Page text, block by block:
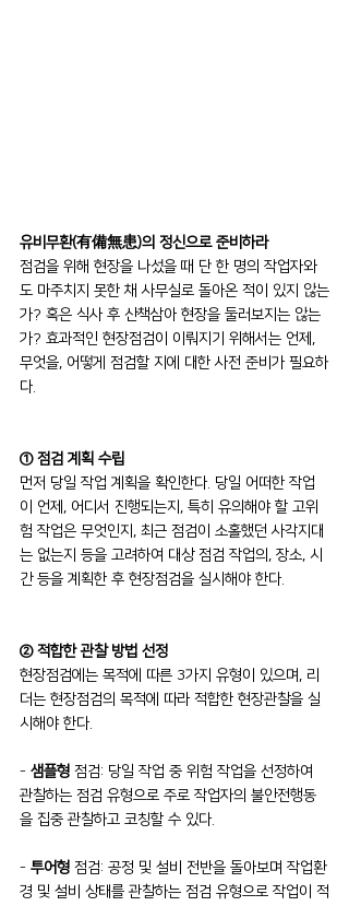
유비무환(有備無患)의 정신으로 준비하라
점검을 위해 현장을 나섰을 때 단 한 명의 작업자와
도 마주치지 못한 채 사무실로 돌아온 적이 있지 않는
가? 혹은 식사 후 산책삼아 현장을 둘러보지는 않는
가? 효과적인 현장점검이 이뤄지기 위해서는 언제,
무엇을, 어떻게 점검할 지에 대한 사전 준비가 필요하
다.
① 점검 계획 수립
먼저 당일 작업 계획을 확인한다. 당일 어떠한 작업
이 언제, 어디서 진행되는지, 특히 유의해야 할 고위
험 작업은 무엇인지, 최근 점검이 소홀했던 사각지대
는 없는지 등을 고려하여 대상 점검 작업의, 장소, 시
간 등을 계획한 후 현장점검을 실시해야 한다.
② 적합한 관찰 방법 선정
현장점검에는 목적에 따른 3가지 유형이 있으며, 리
더는 현장점검의 목적에 따라 적합한 현장관찰을 실
시해야 한다.
- 샘플형 점검: 당일 작업 중 위험 작업을 선정하여
관찰하는 점검 유형으로 주로 작업자의 불안전행동
을 집중 관찰하고 코칭할 수 있다.
- 투어형 점검: 공정 및 설비 전반을 돌아보며 작업환
경 및 설비 상태를 관찰하는 점검 유형으로 작업이 적